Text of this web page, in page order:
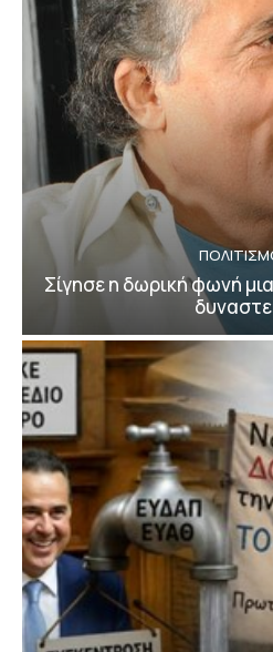
Σίγησε η δωρική φωνή